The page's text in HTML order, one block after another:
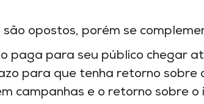
opostos, porém se
paga para seu público chegar
para que tenha retorno sobre
campanhas e o retorno sobre o